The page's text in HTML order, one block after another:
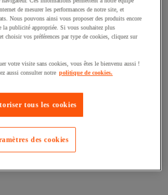
inox
de mesurer les performances de notre site, et
Nous pouvons ainsi vous proposer des produits encore
la publicité appropriée. Si vous souhaitez plus
choisir vos préférences par type de cookies, cliquez sur
votre visite sans cookies, vous êtes le bienvenu aussi !
aussi consulter notre politique de cookies.
tous les cookies
des cookies